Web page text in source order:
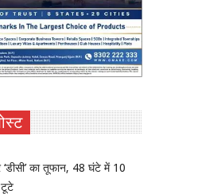
का तूफान, 48 घंटे में 10
टूटे